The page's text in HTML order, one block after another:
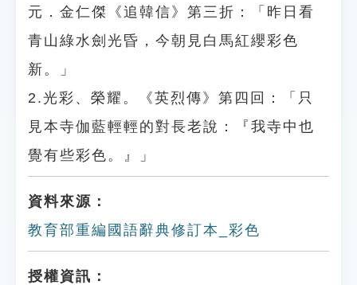
元．金仁傑《追韓信》第三折：「昨日看
青山綠水劍光昏，今朝見白馬紅纓彩色
新。」
2.光彩、榮耀。《英烈傳》第四回：「只
見本寺伽藍輕輕的對長老說：『我寺中也
覺有些彩色。』」
資料來源：
教育部重編國語辭典修訂本_彩色
授權資訊：